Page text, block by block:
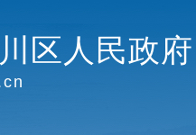
区人民政府